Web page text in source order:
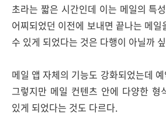
초라는 짧은 시간인데 이는 메일의 특
어찌되었던 이전에 보내면 끝나는 메
수 있게 되었다는 것은 다행이 아닐까
메일 앱 자체의 기능도 강화되었는데
그렇지만 메일 컨텐츠 안에 다양한 형
있게 되었다는 것도 다르다.